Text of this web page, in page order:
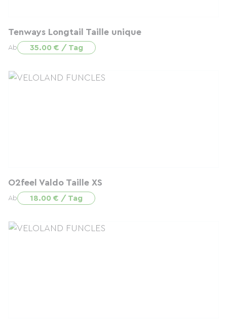
Tenways Longtail Taille unique
Ab 35.00 € / Tag
O2feel Valdo Taille XS
Ab 18.00 € / Tag